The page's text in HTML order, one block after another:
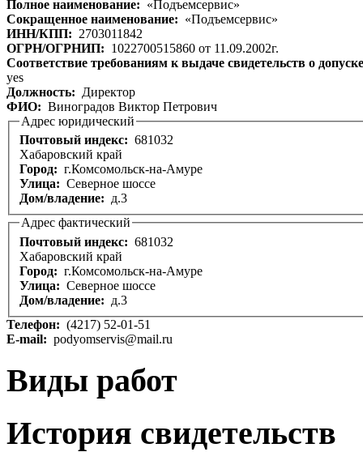
Полное наименование: «Подъемсервис»
Сокращенное наименование: «Подъемсервис»
ИНН/КПП: 2703011842
ОГРН/ОГРНИП: 1022700515860 от 11.09.2002г.
Соответствие требованиям к выдаче свидетельств о
yes
Должность: Директор
ФИО: Виноградов Виктор Петрович
Адрес юридический
Почтовый индекс: 681032
Хабаровский край
Город: г.Комсомольск-на-Амуре
Улица: Северное шоссе
Дом/владение: д.3
Адрес фактический
Почтовый индекс: 681032
Хабаровский край
Город: г.Комсомольск-на-Амуре
Улица: Северное шоссе
Дом/владение: д.3
Телефон: (4217) 52-01-51
E-mail: podyomservis@mail.ru
Виды работ
История свидетельств